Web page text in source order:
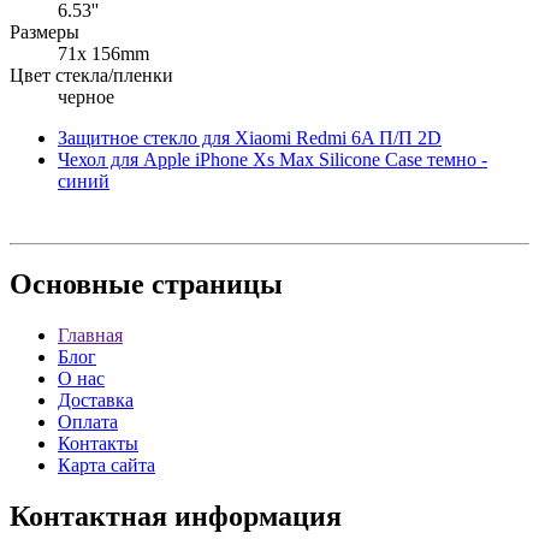
6.53''
Размеры
71x 156mm
Цвет стекла/пленки
черное
Защитное стекло для Xiaomi Redmi 6A П/П 2D
Чехол для Apple iPhone Xs Max Silicone Case темно -
синий
Основные страницы
Главная
Блог
О нас
Доставка
Оплата
Контакты
Карта сайта
Контактная информация